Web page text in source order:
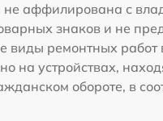
не аффилирована с
знаков и не
виды ремонтных работ
на устройствах,
обороте, в